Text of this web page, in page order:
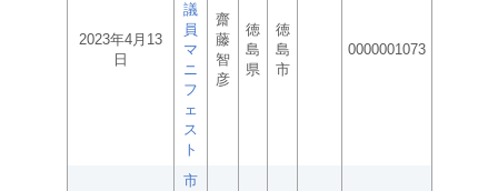
2023年4月13
日
議
員
マ
ニ
フ
ェ
ス
ト
齋
藤
智
彦
徳
島
県
徳
島
市
0000001073
市